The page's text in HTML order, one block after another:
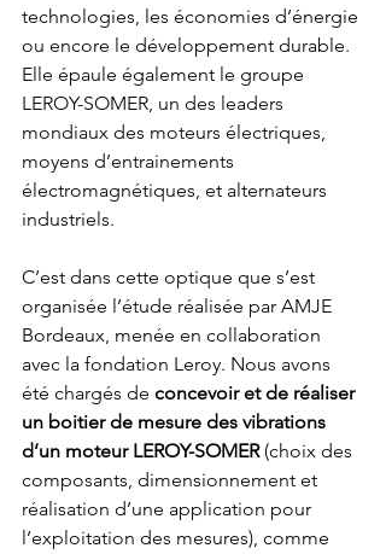
technologies, les économies d’énergie
ou encore le développement durable.
Elle épaule également le groupe
LEROY-SOMER, un des leaders
mondiaux des moteurs électriques,
moyens d’entrainements
électromagnétiques, et alternateurs
industriels.
C’est dans cette optique que s’est
organisée l’étude réalisée par AMJE
Bordeaux, menée en collaboration
avec la fondation Leroy. Nous avons
été chargés de concevoir et de réaliser
un boitier de mesure des vibrations
d’un moteur LEROY-SOMER (choix des
composants, dimensionnement et
réalisation d’une application pour
l’exploitation des mesures), comme